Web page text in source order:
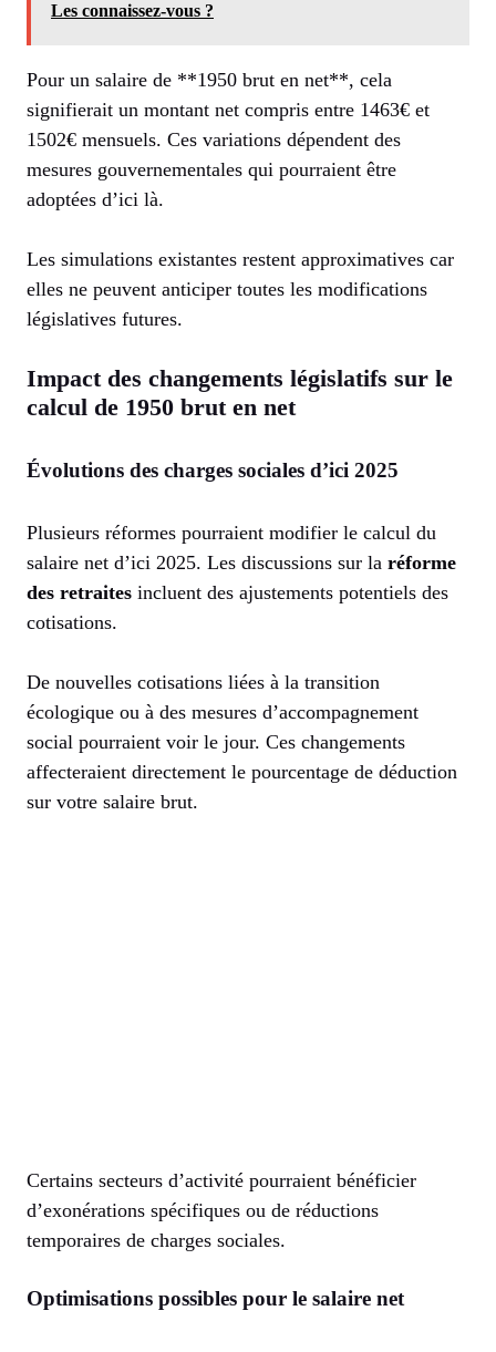
Les connaissez-vous ?
Pour un salaire de **1950 brut en net**, cela
signifierait un montant net compris entre 1463€ et
1502€ mensuels. Ces variations dépendent des
mesures gouvernementales qui pourraient être
adoptées d’ici là.
Les simulations existantes restent approximatives car
elles ne peuvent anticiper toutes les modifications
législatives futures.
Impact des changements législatifs sur le
calcul de 1950 brut en net
Évolutions des charges sociales d’ici 2025
Plusieurs réformes pourraient modifier le calcul du
salaire net d’ici 2025. Les discussions sur la réforme
des retraites incluent des ajustements potentiels des
cotisations.
De nouvelles cotisations liées à la transition
écologique ou à des mesures d’accompagnement
social pourraient voir le jour. Ces changements
affecteraient directement le pourcentage de déduction
sur votre salaire brut.
Certains secteurs d’activité pourraient bénéficier
d’exonérations spécifiques ou de réductions
temporaires de charges sociales.
Optimisations possibles pour le salaire net